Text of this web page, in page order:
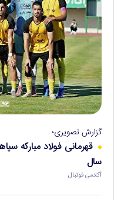
گزارش تصویری؛
سال
آکادمی فوتبال